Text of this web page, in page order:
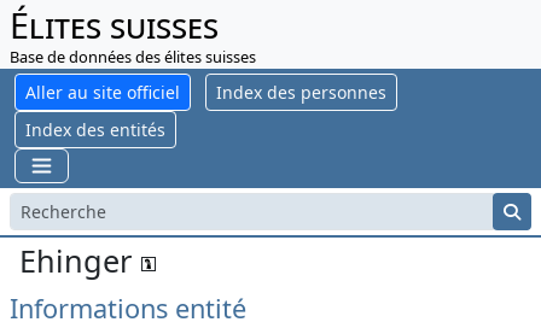
Élites suisses
Base de données des élites suisses
Aller au site officiel
Index des personnes
Index des entités
Ehinger
Informations entité